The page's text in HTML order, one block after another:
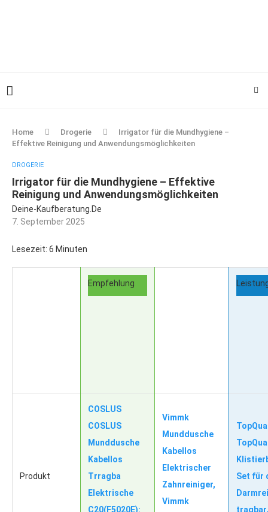
Home Drogerie
Irrigator für die Mundhygiene –
Effektive Reinigung und Anwendungsmöglichkeiten
DROGERIE
Irrigator für die Mundhygiene – Effektive
Reinigung und Anwendungsmöglichkeiten
Deine-Kaufberatung.de
7. September 2025
Lesezeit: 6 Minuten
Empfehlung
Produkt
COSLUS
COSLUS
Munddusche
Kabellos
Trragba
Elektrische
C20(F5020E):
Vimmk
Munddusche
Kabellos
Elektrischer
Zahnreiniger,
Vimmk
Set für
tragbar,